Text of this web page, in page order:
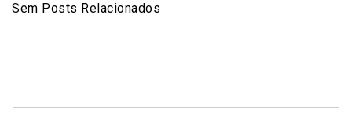
Sem Posts Relacionados